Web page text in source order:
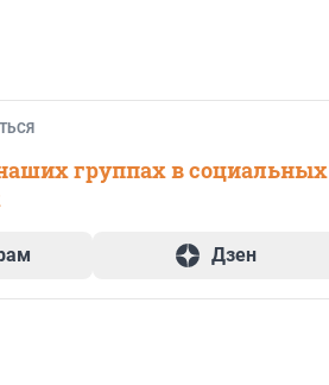
группах в социальных
Дзен